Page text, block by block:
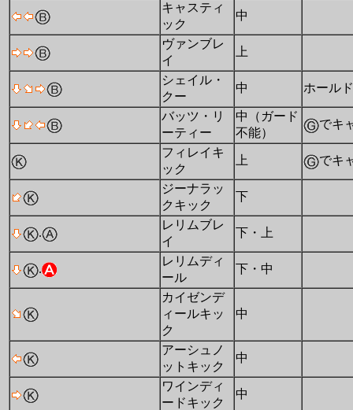
キャスティ
ック
中
ヴァンブレ
イ
上
シェイル・
クー
中 ホール
バッツ・リ
ーティー
中（ガード
不能）
でキ
フィレイキ
ック
上 でキ
ジーナラッ
クキック
下
.
レリムブレ
イ
下・上
.
レリムディ
ール
下・中
カイゼンデ
ィールキッ
ク
中
アーシュノ
ットキック
中
ワインディ
ードキック
中